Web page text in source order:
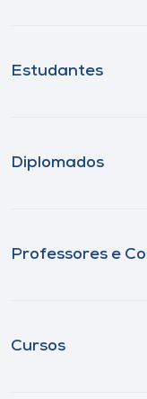
Estudantes
Diplomados
Professores e
Cursos